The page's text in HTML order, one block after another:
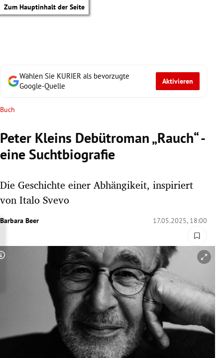
Zum Hauptinhalt der Seite
Untermenü
Untermenü
Untermenü
Wählen Sie KURIER als bevorzugte
Google-Quelle
Aktivieren
Buch
Peter Kleins Debütroman „Rauch“ -
eine Suchtbiografie
Die Geschichte einer Abhängikeit, inspiriert
von Italo Svevo
Barbara Beer 17.05.2025, 18:00
Copyright-Hinweis öffnen/schließen